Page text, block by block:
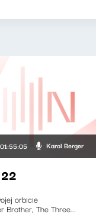
01:55:05 Karol Berger
orbicie
Brother, The Three...